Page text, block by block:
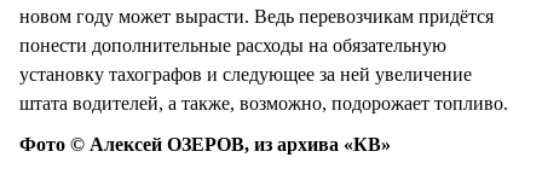
новом году может вырасти. Ведь перевозчикам придётся
понести дополнительные расходы на обязательную
установку тахографов и следующее за ней увеличение
штата водителей, а также, возможно, подорожает топливо.
Фото © Алексей ОЗЕРОВ, из архива «КВ»